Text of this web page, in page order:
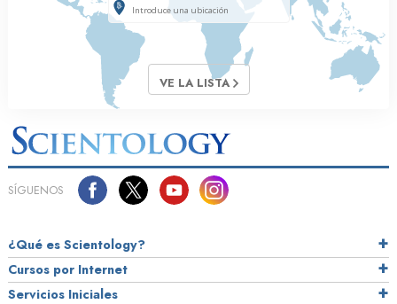
VE LA LISTA
SÍGUENOS
¿Qué es Scientology?
Cursos por Internet
Servicios Iniciales